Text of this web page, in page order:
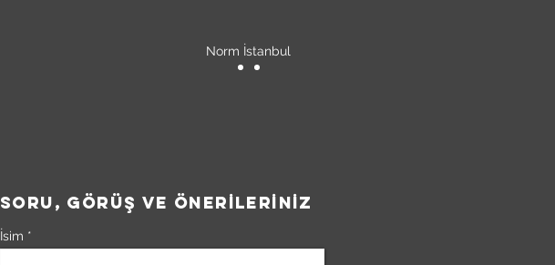
Norm İstanbul
soru, görüş ve önerİlerİnİz
İsim